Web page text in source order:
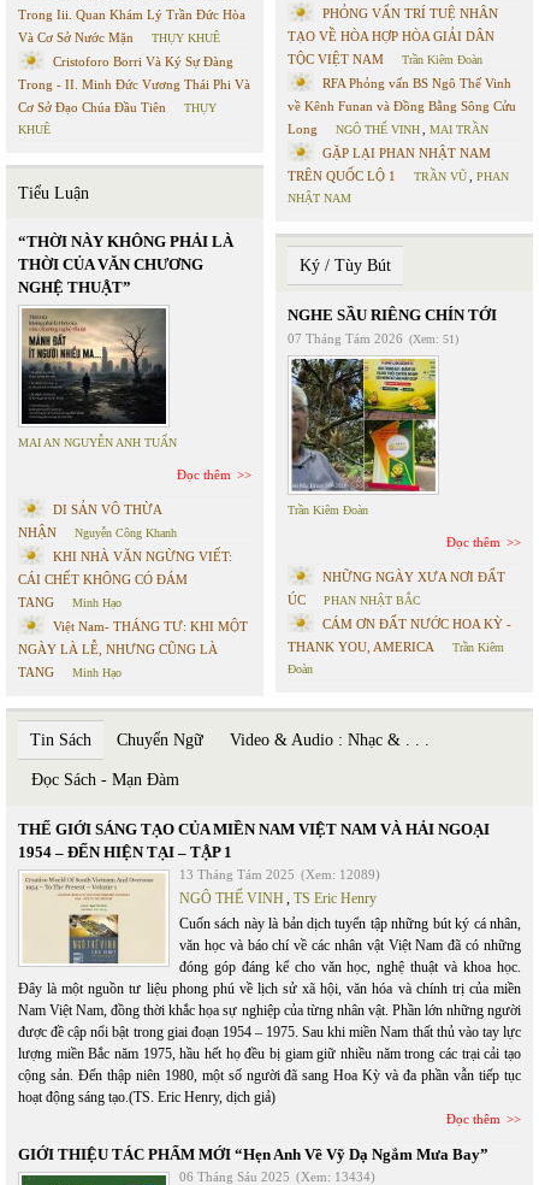
Trong Iii. Quan Khám Lý Trần Đức Hòa
Và Cơ Sở Nước Mặn
THỤY KHUÊ
Cristoforo Borri Và Ký Sự Đàng
Trong - II. Minh Đức Vương Thái Phi Và
Cơ Sở Đạo Chúa Đầu Tiên
THỤY
KHUÊ
Tiểu Luận
“THỜI NÀY KHÔNG PHẢI LÀ
THỜI CỦA VĂN CHƯƠNG
NGHỆ THUẬT”
MAI AN NGUYỄN ANH TUẤN
Đọc thêm
DI SẢN VÔ THỪA
NHẬN
Nguyễn Công Khanh
KHI NHÀ VĂN NGỪNG VIẾT:
CÁI CHẾT KHÔNG CÓ ĐÁM
TANG
Minh Hạo
Việt Nam- THÁNG TƯ: KHI MỘT
NGÀY LÀ LỄ, NHƯNG CŨNG LÀ
TANG
Minh Hạo
PHỎNG VẤN TRÍ TUỆ NHÂN
TẠO VỀ HÒA HỢP HÒA GIẢI DÂN
TỘC VIỆT NAM
Trần Kiêm Đoàn
RFA Phỏng vấn BS Ngô Thế Vinh
về Kênh Funan và Đồng Bằng Sông Cửu
Long
NGÔ THẾ VINH MAI TRẦN
GẶP LẠI PHAN NHẬT NAM
TRÊN QUỐC LỘ 1
TRẦN VŨ
PHAN
NHẬT NAM
Ký / Tùy Bút
NGHE SẦU RIÊNG CHÍN TỚI
07 Tháng Tám 2026 (Xem: 51)
Trần Kiêm Đoàn
Đọc thêm
NHỮNG NGÀY XƯA NƠI ĐẤT
ÚC
PHAN NHẬT BẮC
CÁM ƠN ĐẤT NƯỚC HOA KỲ -
THANK YOU, AMERICA
Trần Kiêm
Đoàn
Tin Sách Chuyển Ngữ Video & Audio : Nhạc & . . .
Đọc Sách - Mạn Đàm
THẾ GIỚI SÁNG TẠO CỦA MIỀN NAM VIỆT NAM VÀ HẢI NGOẠI
1954 – ĐẾN HIỆN TẠI – TẬP 1
13 Tháng Tám 2025 (Xem: 12089)
NGÔ THẾ VINH TS Eric Henry
Cuốn sách này là bản dịch tuyển tập những bút ký cá nhân,
văn học và báo chí về các nhân vật Việt Nam đã có những
đóng góp đáng kể cho văn học, nghệ thuật và khoa học.
Đây là một nguồn tư liệu phong phú về lịch sử xã hội, văn hóa và chính trị của miền
Nam Việt Nam, đồng thời khắc họa sự nghiệp của từng nhân vật. Phần lớn những người
được đề cập nổi bật trong giai đoạn 1954 – 1975. Sau khi miền Nam thất thủ vào tay lực
lượng miền Bắc năm 1975, hầu hết họ đều bị giam giữ nhiều năm trong các trại cải tạo
cộng sản. Đến thập niên 1980, một số người đã sang Hoa Kỳ và đa phần vẫn tiếp tục
hoạt động sáng tạo.(TS. Eric Henry, dịch giả)
Đọc thêm
GIỚI THIỆU TÁC PHẨM MỚI “Hẹn Anh Về Vỹ Dạ Ngắm Mưa Bay”
06 Tháng Sáu 2025 (Xem: 13434)